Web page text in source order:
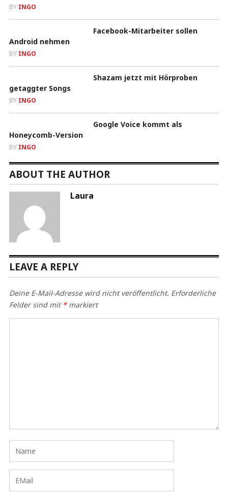
BY INGO
Facebook-Mitarbeiter sollen
Android nehmen
BY INGO
Shazam jetzt mit Hörproben
getaggter Songs
BY INGO
Google Voice kommt als
Honeycomb-Version
BY INGO
ABOUT THE AUTHOR
Laura
LEAVE A REPLY
Deine E-Mail-Adresse wird nicht veröffentlicht. Erforderliche
Felder sind mit *markiert